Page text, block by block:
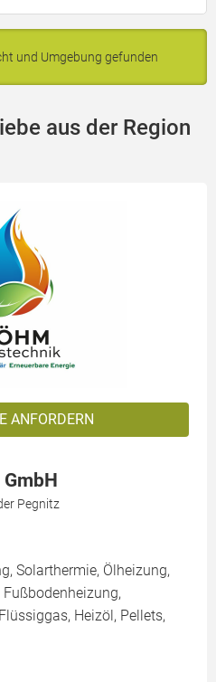
und Umgebung gefunden
aus der Region
ANFORDERN
Pegnitz
Solarthermie, Ölheizung,
Fußbodenheizung,
Heizöl, Pellets,